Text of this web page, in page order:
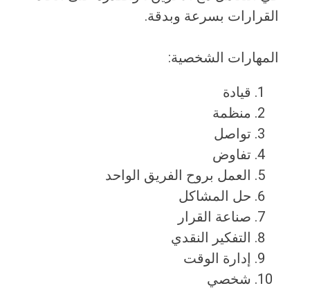
القرارات بسرعة وبدقة.
المهارات الشخصية:
قيادة
منظمة
تواصل
تفاوض
العمل بروح الفريق الواحد
حل المشاكل
صناعة القرار
التفكير النقدي
إدارة الوقت
شخصي